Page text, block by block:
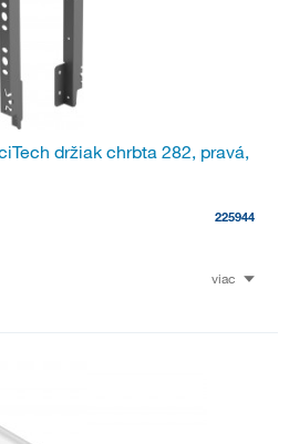
držiak chrbta 282, pravá,
225944
viac